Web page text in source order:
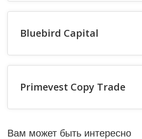
Bluebird Capital
Primevest Copy Trade
Вам может быть интересно